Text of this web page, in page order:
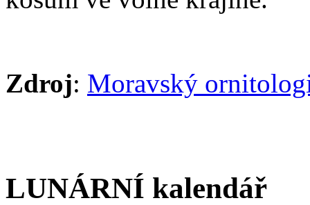
Zdroj: Moravský
LUNÁRNÍ kalendář